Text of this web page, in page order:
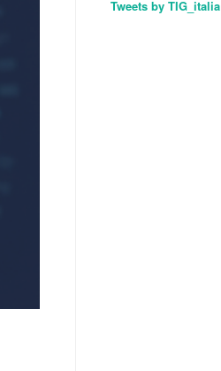
Tweets by TIG_italia